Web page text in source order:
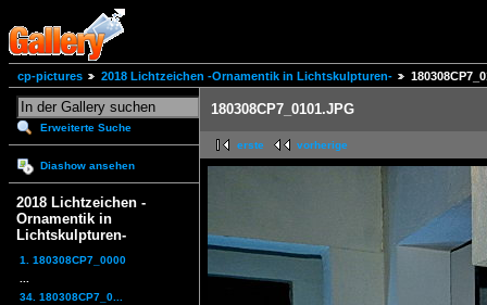
cp-pictures 2018 Lichtzeichen -Ornamentik in Lichtskulpturen-
Erweiterte Suche
Diashow ansehen
2018 Lichtzeichen -
Ornamentik in
Lichtskulpturen-
1. 180308CP7_0000
34. 180308CP7_0...
180308CP7_0101.JPG
erste vorherige